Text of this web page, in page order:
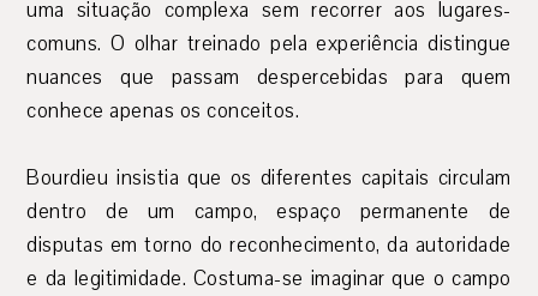
uma situação complexa sem recorrer aos lugares-
comuns. O olhar treinado pela experiência distingue
nuances que passam despercebidas para quem
conhece apenas os conceitos.
Bourdieu insistia que os diferentes capitais circulam
dentro de um campo, espaço permanente de
disputas em torno do reconhecimento, da autoridade
e da legitimidade. Costuma-se imaginar que o campo